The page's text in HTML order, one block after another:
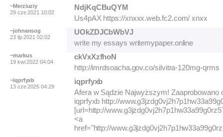
~Merziuziy
29 cze 2021 10:02
NdjKqCBuQYM
Us4pAX https://xnxxx.web.fc2.com/ xnxx
~johnansog
23 lip 2021 02:02
UOkZDJCbWbVJ
write my essays writemypaper.online
~markus
19 kwi 2022 04:04
ckVxXzfhoN
http://imrdsoacha.gov.co/silvitra-120mg-qrms
~iqprfyxb
13 cze 2025 04:29
iqprfyxb
Afera w Sądzie Najwyższym! Zaaprobowano
iqprfyxb http://
[url=http://
<a
href="http://